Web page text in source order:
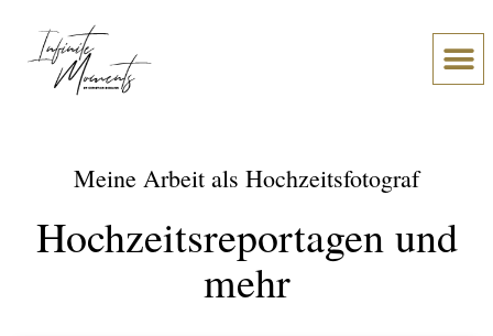
Meine Arbeit als Hochzeitsfotograf
Hochzeitsreportagen und
mehr